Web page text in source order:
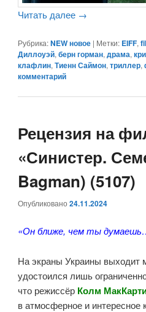
Читать далее →
Рубрика: NEW новое | Метки: EIFF,
Диллоуэй,берн горман,драма,
клафлин,Тиенн Саймон,триллер,
комментарий
Рецензия на
«Синистер.
Bagman) (5107)
Опубликовано24.11.2024
«Он ближе, чем ты
На экраны Украины выходит
удостоился лишь
что режиссёр Колм
в атмосферное и интересное